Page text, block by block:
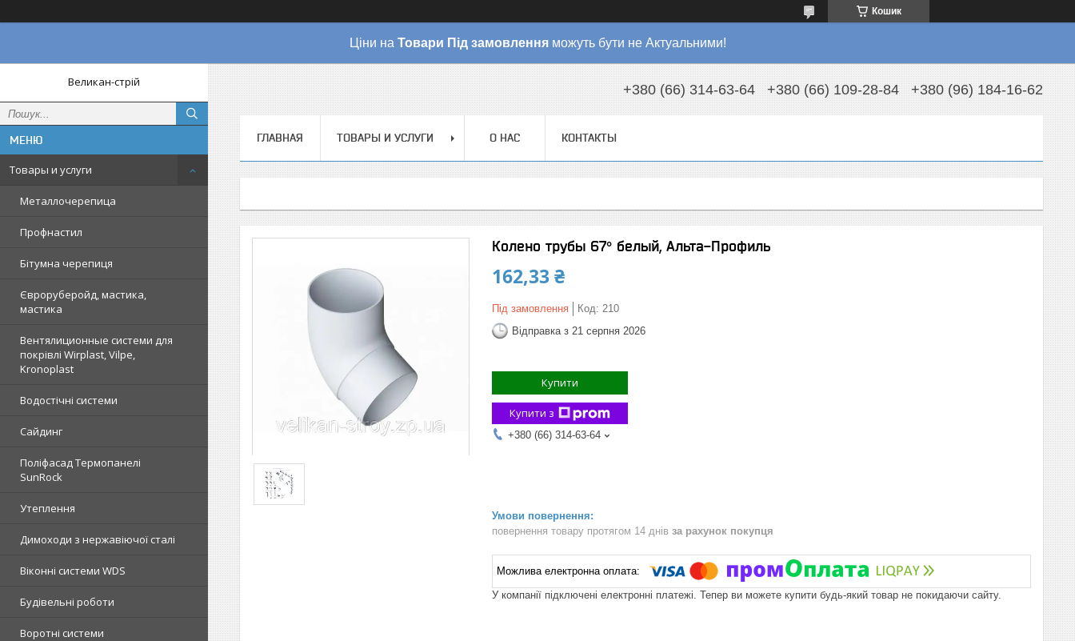
Кошик
Ціни на Товари Під замовлення можуть бути не Актуальними!
Великан-стрій
Товары и услуги
Металлочерепица
Профнастил
Бітумна черепиця
Євроруберойд, мастика,
мастика
Вентялиционные системи для
покрівлі Wirplast, Vilpe,
Kronoplast
Водостічні системи
Сайдинг
Поліфасад Термопанелі
SunRock
Утеплення
Димоходи з нержавіючої сталі
Віконні системи WDS
Будівельні роботи
Воротні системи
+380 (66) 314-63-64 +380 (66) 109-28-84 +380 (96) 184-16-62
ГЛАВНАЯ ТОВАРЫ И УСЛУГИ О НАС КОНТАКТЫ
Колено трубы 67° белый, Альта-Профиль
162,33 ₴
Під замовлення Код: 210
Відправка з 21 серпня 2026
Купити
Купити з
+380 (66) 314-63-64
повернення товару протягом 14 днів за рахунок покупця
У компанії підключені електронні платежі. Тепер ви можете купити будь-який товар не покидаючи сайту.